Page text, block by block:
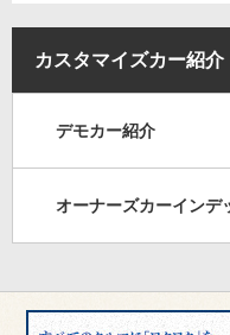
カスタマイズカー紹介
デモカー紹介
オーナーズカーインデ